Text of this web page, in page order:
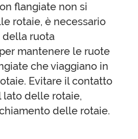
flangiate non si
rotaie, è necessario
ruota
mantenere le ruote
che viaggiano in
Evitare il contatto
delle rotaie,
delle rotaie.